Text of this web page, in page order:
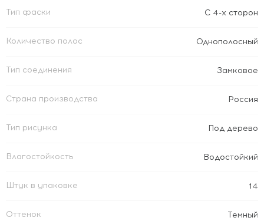
Тип фаски С 4-х сторон
Количество полос Однополосный
Тип соединения Замковое
Страна производства Россия
Тип рисунка Под дерево
Влагостойкость Водостойкий
Штук в упаковке 14
Оттенок Темный